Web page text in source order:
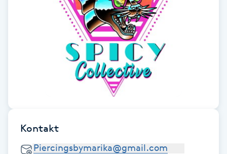
Hårborttagning
Kontakt